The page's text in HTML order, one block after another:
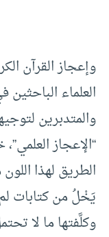
وإعجاز القرآن
العلماء الباحثين
والمتدبرين
“الإعجاز
الطريق لهذا
يَخْلُ من كتابات
وكلَّفتها ما لا